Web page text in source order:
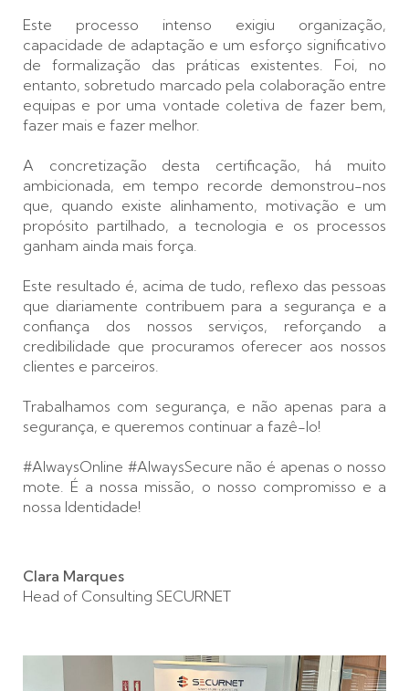
Este processo intenso exigiu organização,
capacidade de adaptação e um esforço significativo
de formalização das práticas existentes. Foi, no
entanto, sobretudo marcado pela colaboração entre
equipas e por uma vontade coletiva de fazer bem,
fazer mais e fazer melhor.
A concretização desta certificação, há muito
ambicionada, em tempo recorde demonstrou-nos
que, quando existe alinhamento, motivação e um
propósito partilhado, a tecnologia e os processos
ganham ainda mais força.
Este resultado é, acima de tudo, reflexo das pessoas
que diariamente contribuem para a segurança e a
confiança dos nossos serviços, reforçando a
credibilidade que procuramos oferecer aos nossos
clientes e parceiros.
Trabalhamos com segurança, e não apenas para a
segurança, e queremos continuar a fazê-lo!
#AlwaysOnline #AlwaysSecure não é apenas o nosso
mote. É a nossa missão, o nosso compromisso e a
nossa Identidade!
Clara Marques
Head of Consulting SECURNET